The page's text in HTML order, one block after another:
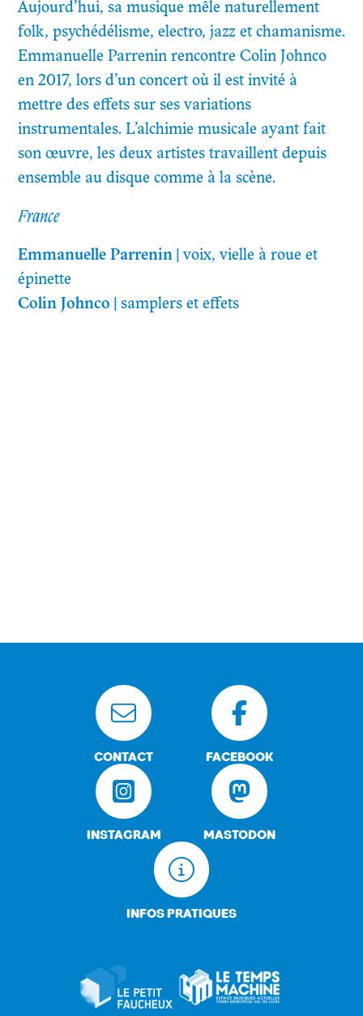
Aujourd’hui, sa musique mêle naturellement
folk, psychédélisme, electro, jazz et chamanisme.
Emmanuelle Parrenin rencontre Colin Johnco
en 2017, lors d’un concert où il est invité à
mettre des effets sur ses variations
instrumentales. L’alchimie musicale ayant fait
son œuvre, les deux artistes travaillent depuis
ensemble au disque comme à la scène.
France
Emmanuelle Parrenin
voix, vielle à roue et
épinette
Colin Johnco | samplers et effets
CONTACT FACEBOOK
INSTAGRAM MASTODON
INFOS PRATIQUES